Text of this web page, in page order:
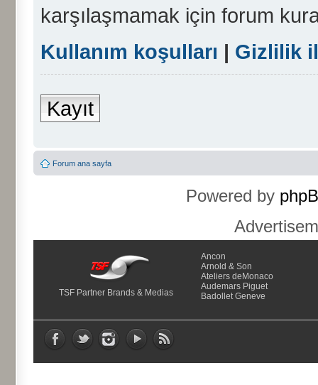
karşılaşmamak için forum
Kullanım koşulları | Gizlilik
Kayıt
Forum ana sayfa
Powered by
TSF Partner Brands & Medias
Ancon
Arnold & Son
Ateliers deMonaco
Audemars Piguet
Badollet Geneve